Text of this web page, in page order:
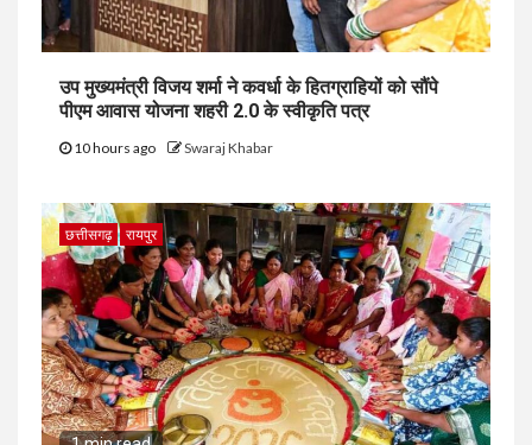
उप मुख्यमंत्री विजय शर्मा ने कवर्धा के हितग्राहियों को सौंपे
पीएम आवास योजना शहरी 2.0 के स्वीकृति पत्र
10 hours ago Swaraj Khabar
छत्तीसगढ़ रायपुर